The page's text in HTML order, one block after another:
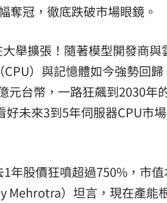
奪冠，徹底跌破市場眼鏡。
舉擴張！隨著模型開發商與
）與記憶體如今強勢回歸
元台幣，一路狂飆到2030年
好未來3到5年伺服器CPU市
年股價狂噴超過750%，市
Mehrotra）坦言，現在產能